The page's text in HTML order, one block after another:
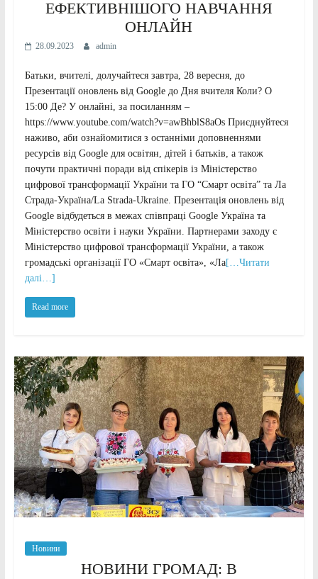
ЕФЕКТИВНІШОГО НАВЧАННЯ
ОНЛАЙН
28.09.2023 admin
Батьки, вчителі, долучайтеся завтра, 28 вересня, до
Презентації оновлень від Google до Дня вчителя Коли? О
15:00 Де? У онлайні, за посиланням –
https://www.youtube.com/watch?v=awBhblS8aOs Приєднуйтеся
наживо, аби ознайомитися з останніми доповненнями
ресурсів від Google для освітян, дітей і батьків, а також
почути практичні поради від спікерів із Міністерство
цифрової трансформації України та ГО “Смарт освіта” та Ла
Страда-Україна/La Strada-Ukraine. Презентація оновлень від
Google відбудеться в межах співпраці Google Україна та
Міністерство освіти і науки України. Партнерами заходу є
Міністерство цифрової трансформації України, а також
громадські організації ГО «Смарт освіта», «Ла[…Читати
далі…]
Read more
Новини
НОВИНИ ГРОМАД: В